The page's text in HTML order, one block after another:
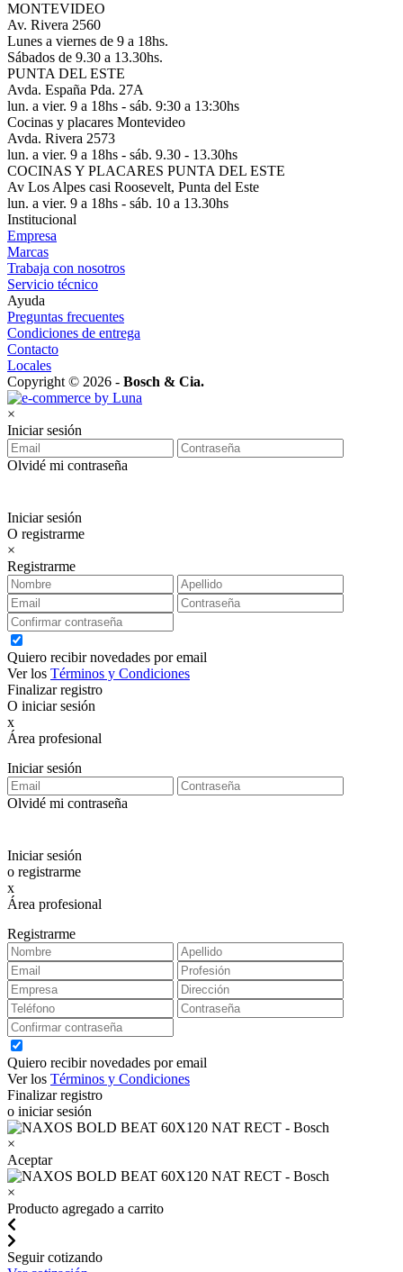
MONTEVIDEO
Av. Rivera 2560
Lunes a viernes de 9 a 18hs.
Sábados de 9.30 a 13.30hs.
PUNTA DEL ESTE
Avda. España Pda. 27A
lun. a vier. 9 a 18hs - sáb. 9:30 a 13:30hs
Cocinas y placares Montevideo
Avda. Rivera 2573
lun. a vier. 9 a 18hs - sáb. 9.30 - 13.30hs
COCINAS Y PLACARES PUNTA DEL ESTE
Av Los Alpes casi Roosevelt, Punta del Este
lun. a vier. 9 a 18hs - sáb. 10 a 13.30hs
Institucional
Empresa
Marcas
Trabaja con nosotros
Servicio técnico
Ayuda
Preguntas frecuentes
Condiciones de entrega
Contacto
Locales
Copyright © 2026 - Bosch & Cia.
×
Iniciar sesión
Olvidé mi contraseña
Iniciar sesión
O registrarme
×
Registrarme
Quiero recibir novedades por email
Ver los Términos y Condiciones
Finalizar registro
O iniciar sesión
x
Área profesional
Iniciar sesión
Olvidé mi contraseña
Iniciar sesión
o registrarme
x
Área profesional
Registrarme
Quiero recibir novedades por email
Ver los Términos y Condiciones
Finalizar registro
o iniciar sesión
×
Aceptar
×
Producto agregado a carrito
Seguir cotizando